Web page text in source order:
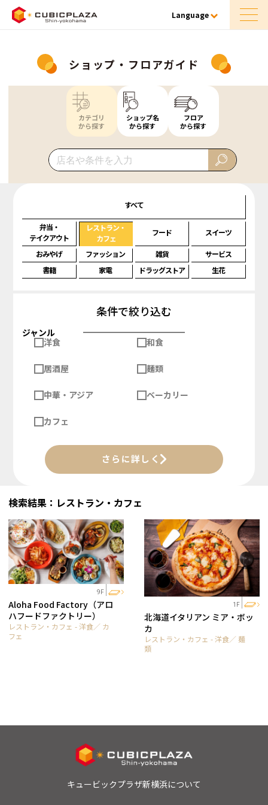
Language
ショップ・フロアガイド
カテゴリ
から探す
ショップ名
から探す
フロア
から探す
すべて
弁当・
テイクアウト
レストラン・
カフェ
フード スイーツ
おみやげ ファッション 雑貨
サービス
書籍
家電 ドラッグストア 生花
条件で絞り込む
ジャンル
洋食
和食
居酒屋 麺類
中華・アジア ベーカリー
カフェ
さらに詳しく
検索結果：レストラン・カフェ
9F
Aloha Food Factory（アロ
ハフードファクトリー）
レストラン・カフェ - 洋食／ カ
フェ
1F
北海道イタリアン ミア・ボッ
カ
レストラン・カフェ - 洋食／ 麺
類
キュービックプラザ新横浜について